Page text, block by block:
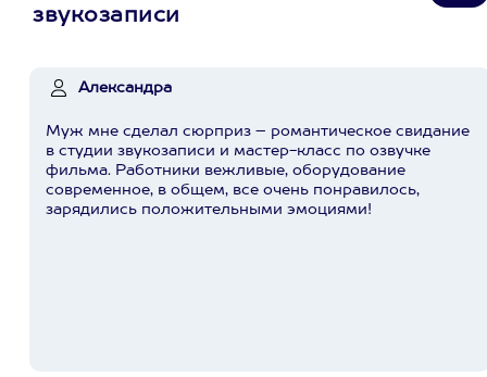
звукозаписи
Александра
Муж мне сделал сюрприз – романтическое свидание
в студии звукозаписи и мастер-класс по озвучке
фильма. Работники вежливые, оборудование
современное, в общем, все очень понравилось,
зарядились положительными эмоциями!